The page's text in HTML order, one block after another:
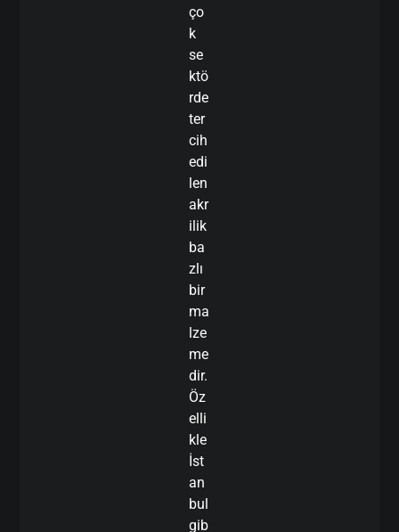
ço
k
se
ktö
rde
ter
cih
edi
len
akr
ilik
ba
zlı
bir
ma
lze
me
dir.
Öz
elli
kle
İst
an
bul
gib